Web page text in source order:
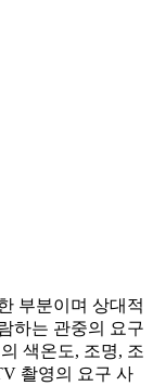
부분이며 상대적
하는 관중의 요구
색온도, 조명, 조
촬영의 요구 사